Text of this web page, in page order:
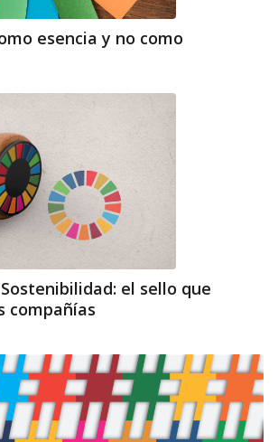
esencia y no como
el sello que
compañías